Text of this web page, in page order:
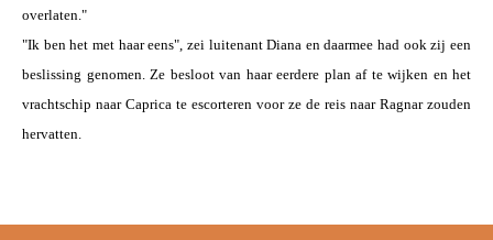
overlaten."
"Ik ben het met haar eens", zei luitenant Diana en daarmee had ook zij een
beslissing genomen. Ze besloot van haar eerdere plan af te wijken en het
vrachtschip naar Caprica te escorteren voor ze de reis naar Ragnar zouden
hervatten.